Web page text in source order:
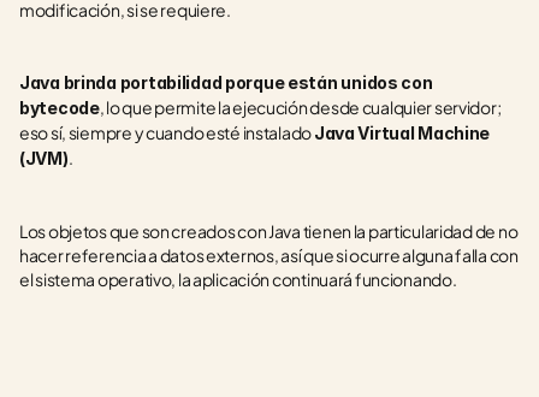
modificación, si se requiere.
Java brinda portabilidad porque están unidos con
bytecode, lo que permite la ejecución desde cualquier servidor;
eso sí, siempre y cuando esté instalado Java Virtual Machine
(JVM).
Los objetos que son creados con Java tienen la particularidad de no
hacer referencia a datos externos, así que si ocurre alguna falla con
el sistema operativo, la aplicación continuará funcionando.